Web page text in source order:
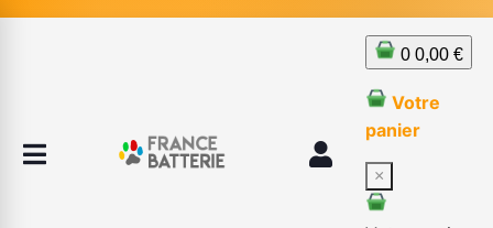
0 0,00 €
Votre
panier
×